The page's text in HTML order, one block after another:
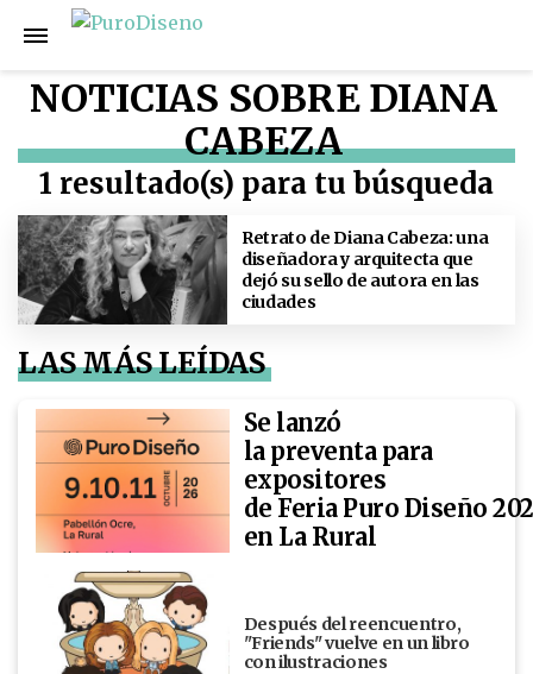
NOTICIAS SOBRE DIANA
CABEZA
1 resultado(s) para tu búsqueda
Retrato de Diana Cabeza: una
diseñadora y arquitecta que
dejó su sello de autora en las
ciudades
LAS MÁS LEÍDAS
Se lanzó
la preventa para
expositores
de Feria Puro Diseño
en La Rural
Después del reencuentro,
"Friends" vuelve en un libro
con ilustraciones